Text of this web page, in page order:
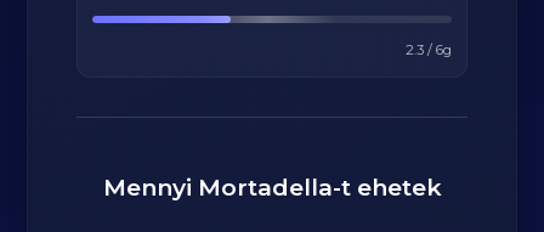
2.3/ 6g
Mennyi Mortadella-t ehetek